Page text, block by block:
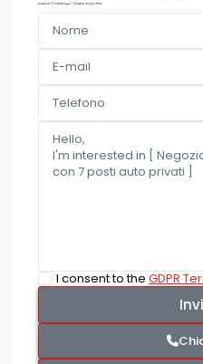
I consent to the GDPR